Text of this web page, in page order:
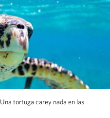
Una tortuga carey nada en las